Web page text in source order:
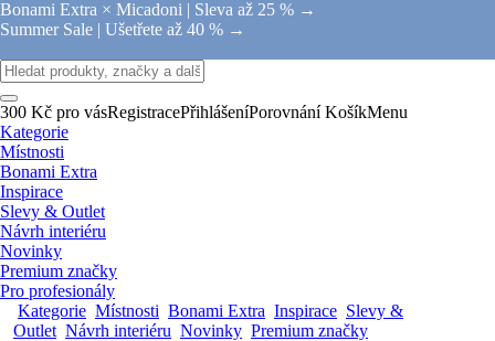
Bonami Extra × Micadoni | Sleva až 25 % →
Summer Sale | Ušetřete až 40 % →
300 Kč pro vásRegistracePřihlášeníPorovnání KošíkMenu
Kategorie
Místnosti
Bonami Extra
Inspirace
Slevy & Outlet
Návrh interiéru
Novinky
Premium značky
Pro profesionály
Kategorie Místnosti Bonami Extra Inspirace Slevy &
Outlet Návrh interiéru Novinky Premium značky